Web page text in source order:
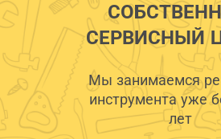
СЕРВИСНЫЙ
Мы занимаемся
инструмента уже
лет